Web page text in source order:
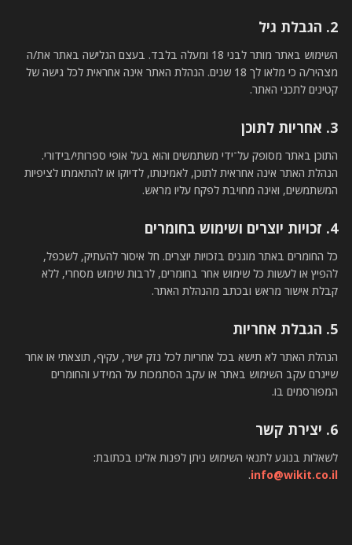
2. הגבלת גיל
השימוש באתר מותר לבני 18 ומעלה בלבד. בעצם הגלישה באתר את/ה
מצהיר/ה כי מלאו לך 18 שנים. הנהלת האתר אינה אחראית לכל גישה של
קטינים לתכני האתר.
3. אחריות לתוכן
התוכן באתר מסופק על־ידי משתמשים והוא בעל אופי ספרותי/בידורי.
הנהלת האתר אינה אחראית לתוכן, לאמינותו, לדיוקו או להתאמתו לציפיות
המשתמשים, ואינה מחויבת לפקח עליו מראש.
4. זכויות יוצרים ושימוש בחומרים
כל החומרים באתר מוגנים בזכויות יוצרים. חל איסור להעתיק, לשכפל,
להפיץ או לעשות כל שימוש אחר בחומרים, לרבות שימוש מסחרי, ללא
קבלת אישור מראש ובכתב מהנהלת האתר.
5. הגבלת אחריות
הנהלת האתר לא תישא בכל אחריות לכל נזק ישיר, עקיף, תוצאתי או אחר
שייגרם עקב השימוש באתר או עקב הסתמכות על המידע והחומרים
המפורסמים בו.
6. יצירת קשר
לשאלות בנוגע לתנאי השימוש ניתן לפנות אלינו בכתובת:
info@wikit.co.il
.